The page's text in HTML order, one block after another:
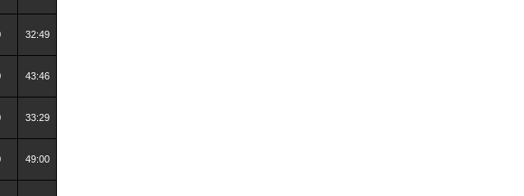
32:49
43:46
33:29
49:00